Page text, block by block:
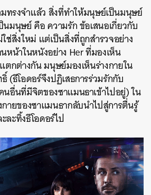
ทรงจำแล้ว สิ่งที่ทำให้มนุษย์เป็นมนุษย์
มนุษย์ คือ ความรัก ข้อเสนอเกี่ยวกับ
ช่สิ่งใหม่ แต่เป็นสิ่งที่ถูกสำรวจอย่าง
หน้าในหนังอย่าง Her ที่มองเห็น
ตกต่างกัน มนุษย์มองเห็นร่างกายใน
(ธีโอดอร์จึงปฏิเสธการร่วมรักกับ
อื่นที่มีจิตของซาแมนธาเข้าไปอยู่) ใน
ายของซาแมนธากลับนำไปสู่การตื่นรู้
ละทิ้งธีโอดอร์ไป